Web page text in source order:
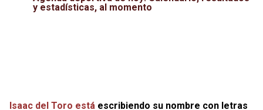
y estadísticas, al momento
Isaac del Toro está escribiendo su nombre con letras